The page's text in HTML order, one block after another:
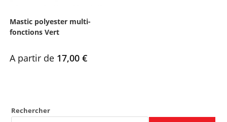
Mastic polyester multi-
fonctions Vert
A partir de 17,00 €
Rechercher